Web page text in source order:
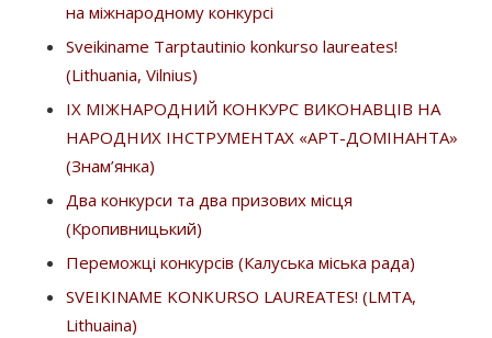
на міжнародному конкурсі
Sveikiname Tarptautinio konkurso laureates!
(Lithuania, Vilnius)
IX МІЖНАРОДНИЙ КОНКУРС ВИКОНАВЦІВ НА
НАРОДНИХ ІНСТРУМЕНТАХ «АРТ-ДОМІНАНТА»
(Знам’янка)
Два конкурси та два призових місця
(Кропивницький)
Переможці конкурсів (Калуська міська рада)
SVEIKINAME KONKURSO LAUREATES! (LMTA,
Lithuaina)